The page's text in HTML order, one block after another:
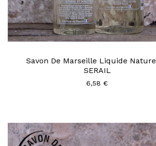
Savon De Marseille Liquide
SERAIL
6,58 €